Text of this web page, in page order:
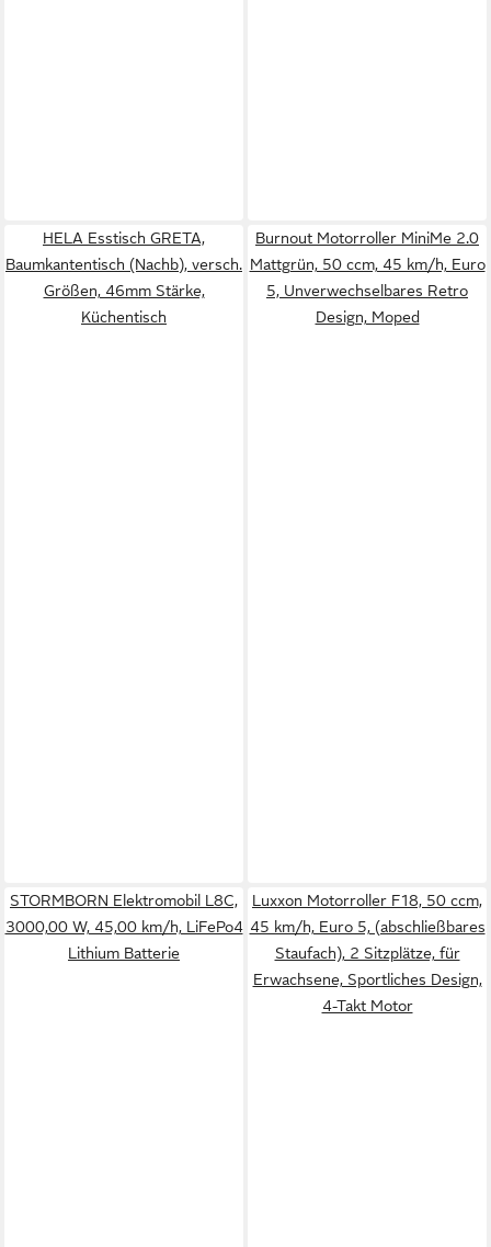
HELA Esstisch GRETA,
Baumkantentisch (Nachb), versch.
Größen, 46mm Stärke,
Küchentisch
Burnout Motorroller MiniMe 2.0
Mattgrün, 50 ccm, 45 km/h, Euro
5, Unverwechselbares Retro
Design, Moped
STORMBORN Elektromobil L8C,
3000,00 W, 45,00 km/h, LiFePo4
Lithium Batterie
Luxxon Motorroller F18, 50 ccm,
45 km/h, Euro 5, (abschließbares
Staufach), 2 Sitzplätze, für
Erwachsene, Sportliches Design,
4-Takt Motor